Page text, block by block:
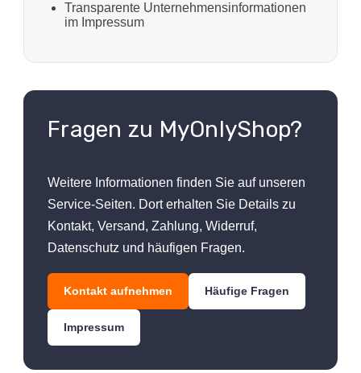
Transparente Unternehmensinformationen
im Impressum
Fragen zu MyOnlyShop?
Weitere Informationen finden Sie auf unseren
Service-Seiten. Dort erhalten Sie Details zu
Kontakt, Versand, Zahlung, Widerruf,
Datenschutz und häufigen Fragen.
Kontakt aufnehmen Häufige Fragen
Impressum